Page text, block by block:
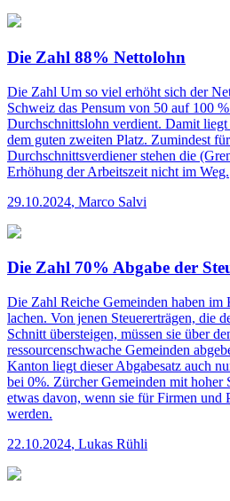
Die Zahl 88% Nettolohn
Die Zahl Um so viel erhöht sich der
Schweiz das Pensum von 50 auf 100
Durchschnittslohn verdient. Damit
dem guten zweiten Platz. Zumindest
Durchschnittsverdiener stehen die
Erhöhung der Arbeitszeit nicht im Weg.
29.10.2024, Marco Salvi
Die Zahl 70% Abgabe der
Die Zahl Reiche Gemeinden haben
lachen. Von jenen Steuererträgen, die
Schnitt übersteigen, müssen sie über
ressourcen­schwache Gemeinden
Kanton liegt dieser Abgabesatz auch
bei 0%. Zürcher Gemeinden mit hoher
etwas davon, wenn sie für Firmen und
werden.
22.10.2024, Lukas Rühli